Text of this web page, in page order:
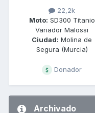
22,2k
Moto: SD300 Titanio
Variador Malossi
Ciudad: Molina de
Segura (Murcia)
Donador
Archivado